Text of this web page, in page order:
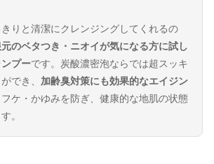
りと清潔にクレンジングしてくれるの
のベタつき・ニオイが気になる方に試し
プーです。炭酸濃密泡ならでは超スッキ
でき、 加齢臭対策にも効果的なエイジン
ケ・かゆみを防ぎ、健康的な地肌の状態
。